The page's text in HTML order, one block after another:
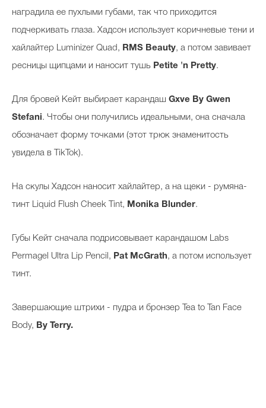
наградила ее пухлыми губами, так что приходится
подчеркивать глаза. Хадсон использует коричневые тени и
хайлайтер Luminizer Quad, RMS Beauty, а потом завивает
ресницы щипцами и наносит тушь Petite 'n Pretty.
Для бровей Кейт выбирает карандаш Gxve By Gwen
Stefani. Чтобы они получились идеальными, она сначала
обозначает форму точками (этот трюк знаменитость
увидела в TikTok).
На скулы Хадсон наносит хайлайтер, а на щеки - румяна-
тинт Liquid Flush Cheek Tint, Monika Blunder.
Губы Кейт сначала подрисовывает карандашом Labs
Permagel Ultra Lip Pencil, Pat McGrath, а потом использует
тинт.
Завершающие штрихи - пудра и бронзер Tea to Tan Face
Body, By Terry.